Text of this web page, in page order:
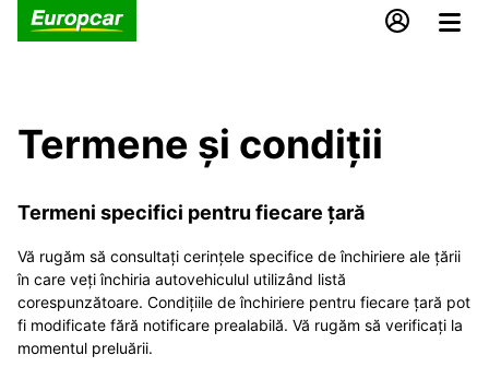
Termene și condiții
Termeni specifici pentru fiecare țară
Vă rugăm să consultați cerințele specifice de închiriere ale țării
în care veți închiria autovehiculul utilizând listă
corespunzătoare. Condițiile de închiriere pentru fiecare țară pot
fi modificate fără notificare prealabilă. Vă rugăm să verificați la
momentul preluării.